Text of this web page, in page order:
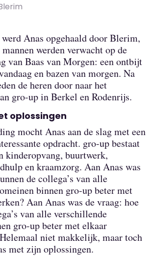
Anas opgehaald door Blerim,
werden verwacht op de
van Baas van Morgen: een ontbijt
en bazen van morgen. Na
de heren door naar het
gro-up in Berkel en Rodenrijs.
oplossingen
mocht Anas aan de slag met een
opdracht. gro-up bestaat
kinderopvang, buurtwerk,
en kraamzorg. Aan Anas was
de collega’s van alle
binnen gro-up beter met
Aan Anas was de vraag: hoe
van alle verschillende
gro-up beter met elkaar
niet makkelijk, maar toch
met zijn oplossingen.